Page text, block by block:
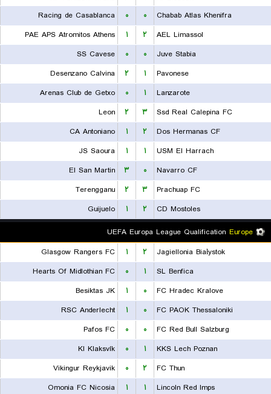
Chabab Atlas Khenifra
۰ ۰
Racing de Casablanca
AEL Limassol
۲ ۱
PAE APS Atromitos Athens
Juve Stabia
۰ ۰
SS Cavese
Pavonese
۱ ۲
Desenzano Calvina
Lanzarote
۱ ۰
Arenas Club de Getxo
Ssd Real Calepina FC
۳ ۲
Leon
Dos Hermanas CF
۲ ۱
CA Antoniano
USM El Harrach
۱ ۱
JS Saoura
Navarro CF
۰ ۳
El San Martin
Prachuap FC
۳ ۲
Terengganu
CD Mostoles
۲ ۱
Guijuelo
Europe
UEFA Europa League Qualification
Jagiellonia Białystok
۲ ۱
Glasgow Rangers FC
SL Benfica
۱ ۰
Hearts Of Midlothian FC
FC Hradec Kralove
۰ ۱
Besiktas JK
FC PAOK Thessaloniki
۰ ۱
RSC Anderlecht
FC Red Bull Salzburg
۰ ۰
Pafos FC
KKS Lech Poznan
۱ ۰
KI Klaksvík
FC Thun
۲ ۰
Vikingur Reykjavik
Lincoln Red Imps
۱ ۱
Omonia FC Nicosia